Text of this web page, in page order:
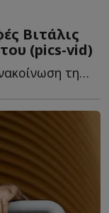
Βιτάλις
(pics-vid)
Όσα δήλωσε αμέσως μετά την ανακοίνωση της μεταγραφής τ...